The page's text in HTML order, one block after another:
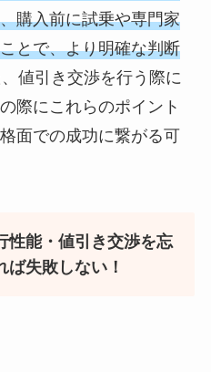
購入前に試乗や専門家
とで、より明確な判断
値引き交渉を行う際に
際にこれらのポイント
面での成功に繋がる可
性能・値引き交渉を忘
ば失敗しない！